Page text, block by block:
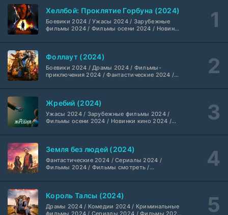
Шугар (2026)
Укрытие (2026)
1-3 сезон
5 серия
HDrezka Studio
Мыс страха (2026)
1 сезон
Dragon Money Studio
Библиотекари: Следующая глава (2026)
1-2 сезон
2 серия
1 сезон
Дубляж HDrezka St.
Анна медиум (2021-2026)
2 серия
Хеллбой: Проклятие Горбуна (2024)
Боевики 2024 / Ужасы 2024 / Зарубежные
фильмы 2024 / Фильмы осени 2024 / Новинки
2024 / Американские фильмы / Фильмы
высоким рейтингом / Интересные фильмы /
Крутые фильмы / Популярные фильмы
Фоллаут (2024)
Боевики 2024 / Драмы 2024 / Фильмы-
приключения 2024 / Фантастические 2024 /
смотреть / Сериалы в 4K UHD / Американские
Жребий (2024)
Ужасы 2024 / Зарубежные фильмы 2024 /
Фильмы осени 2024 / Новинки кино 2024 /
Американские фильмы / Фильмы смотреть /
фильмы / Крутые фильмы / Популярные
фильмы
Земля без людей (2024)
Фантастические 2024 / Сериалы 2024 /
Фильмы 2024 / Фильмы смотреть /
Король Талсы (2024)
Драмы 2024 / Комедии 2024 / Криминальные